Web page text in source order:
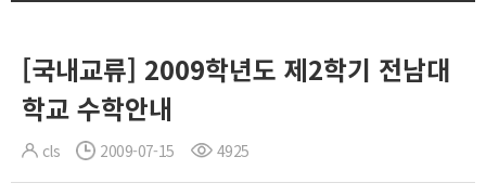
[국내교류] 2009학년도 제2학기 전남대
학교 수학안내
cls 2009-07-15 4925